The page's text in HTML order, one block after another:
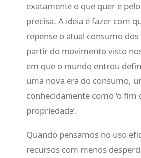
exatamente o que quer e
precisa. A ideia é fazer com
repense o atual consumo dos
partir do movimento visto
em que o mundo entrou
uma nova era do consumo,
conhecidamente como ‘o fim
propriedade’.
Quando pensamos no uso
recursos com menos